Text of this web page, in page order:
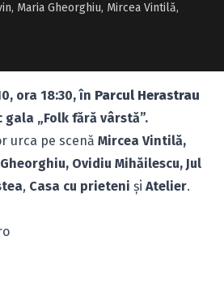
, Maria Gheorghiu, Mircea Vintilă,
ora 18:30, în Parcul Herastrau
„Folk fără vârstă”.
urca pe scenă Mircea Vintilă,
Ovidiu Mihăilescu, Jul
, Casa cu prieteni şi Atelier.